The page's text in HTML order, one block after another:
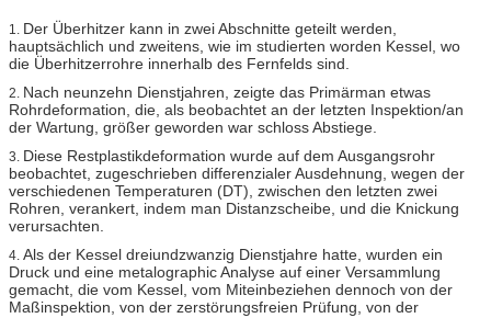
1. Der Überhitzer kann in zwei Abschnitte geteilt werden,
hauptsächlich und zweitens, wie im studierten worden Kessel, wo
die Überhitzerrohre innerhalb des Fernfelds sind.
2. Nach neunzehn Dienstjahren, zeigte das Primärman etwas
Rohrdeformation, die, als beobachtet an der letzten Inspektion/an
der Wartung, größer geworden war schloss Abstiege.
3. Diese Restplastikdeformation wurde auf dem Ausgangsrohr
beobachtet, zugeschrieben differenzialer Ausdehnung, wegen der
verschiedenen Temperaturen (DT), zwischen den letzten zwei
Rohren, verankert, indem man Distanzscheibe, und die Knickung
verursachten.
4. Als der Kessel dreiundzwanzig Dienstjahre hatte, wurden ein
Druck und eine metalographic Analyse auf einer Versammlung
gemacht, die vom Kessel, vom Miteinbeziehen dennoch von der
Maßinspektion, von der zerstörungsfreien Prüfung, von der